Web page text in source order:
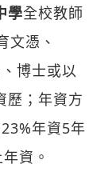
學全校教師
文憑、
博士或以
歷；年資方
年資5年
資。